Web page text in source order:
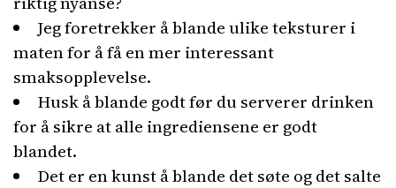
Jeg foretrekker å blande ulike teksturer i
maten for å få en mer interessant
smaksopplevelse.
Husk å blande godt før du serverer drinken
for å sikre at alle ingrediensene er godt
blandet.
Det er en kunst å blande det søte og det salte